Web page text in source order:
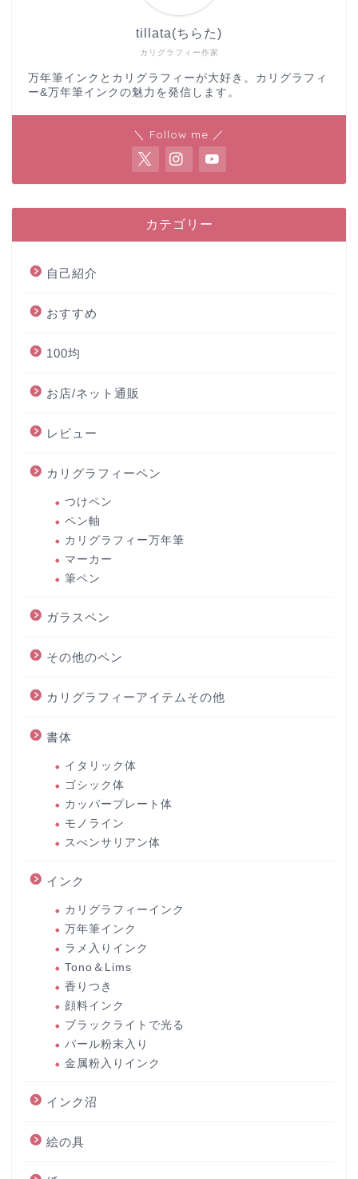
カリグラフィー作家
tillata(ちらた)
万年筆インクとカリグラフィーが大好き。カリグラフィ
ー&万年筆インクの魅力を発信します。
＼ Follow me ／
カテゴリー
自己紹介
おすすめ
100均
お店/ネット通販
レビュー
カリグラフィーペン
つけペン
ペン軸
カリグラフィー万年筆
マーカー
筆ペン
ガラスペン
その他のペン
カリグラフィーアイテムその他
書体
イタリック体
ゴシック体
カッパープレート体
モノライン
スぺンサリアン体
インク
カリグラフィーインク
万年筆インク
ラメ入りインク
Tono＆Lims
香りつき
顔料インク
ブラックライトで光る
パール粉末入り
金属粉入りインク
インク沼
絵の具